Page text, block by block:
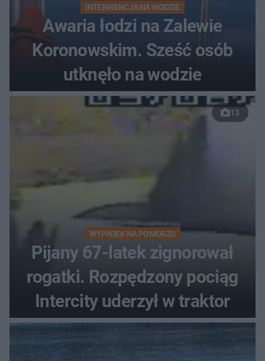
INTERWENCJA NA WODZIE
Awaria łodzi na Zalewie
Koronowskim. Sześć osób
utknęło na wodzie
13
WYPADEK NA POMORZU
Pijany 67-latek zignorował
rogatki. Rozpędzony pociąg
Intercity uderzył w traktor